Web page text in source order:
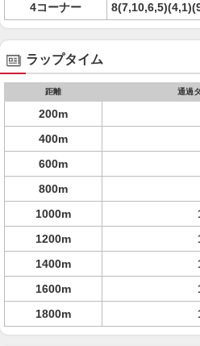
4コーナー
ラップタイム
距離 通過
200m
400m
600m
800m
1000m
1200m
1400m
1600m
1800m